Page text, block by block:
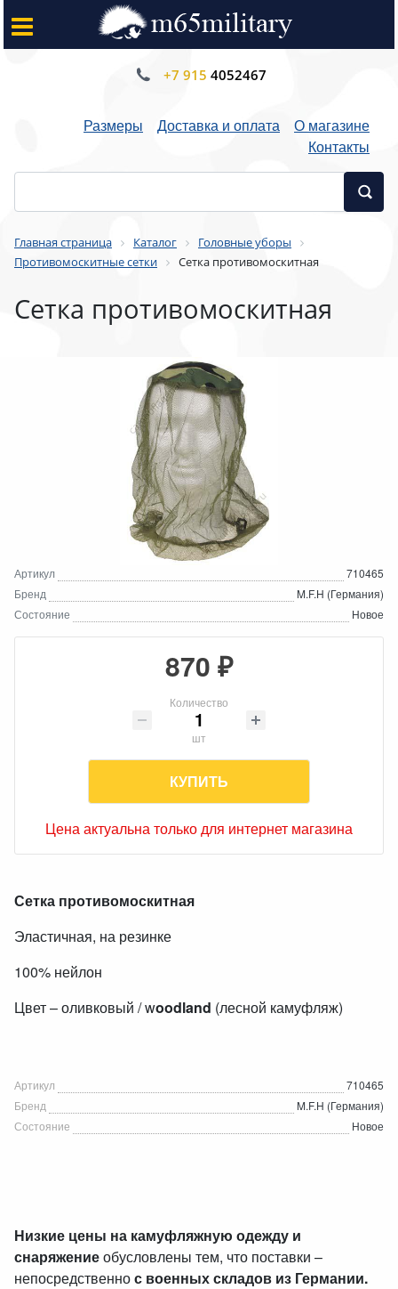
+7 915 4052467
Размеры Доставка и оплата
О магазине
Контакты
Главная страница Каталог
Головные уборы
Противомоскитные сетки
Сетка противомоскитная
Сетка противомоскитная
Артикул
710465
Бренд
M.F.H (Германия)
Состояние
Новое
870 ₽
Количество
шт
КУПИТЬ
Цена актуальна только для интернет магазина
Сетка противомоскитная
Эластичная, на резинке
100% нейлон
Цвет – оливковый / woodland (лесной камуфляж)
Артикул
710465
Бренд
M.F.H (Германия)
Состояние
Новое
Низкие цены на камуфляжную одежду и
снаряжениеобусловлены тем, что поставки –
непосредственнос военных складов из Германии.